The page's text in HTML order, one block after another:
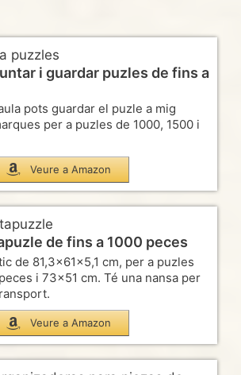
i guardar puzles de fins a
pots guardar el puzle a mig
per a puzles de 1000, 1500 i
Veure a Amazon
de fins a 1000 peces
de 81,3x61x5,1 cm, per a puzles
i 73×51 cm. Té una nansa per
Veure a Amazon